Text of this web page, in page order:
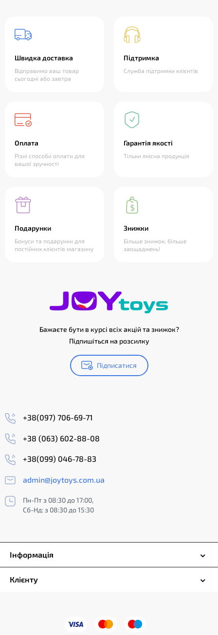
Швидка доставка
Відправимо ваш товар
сьогодні або завтра
Підтримка
Служба підтримки клієнтів
Оплата
Різні способи оплати для
вашої зручності
Гарантія якості
Тільки якісна продукція
Подарунки
Бонуси та подарунки для
постійних клієнтів магазину
Знижки
Більше знижок, більше
заощаджень!
Бажаєте бути в курсі всіх акцій та знижок?
Підпишіться на розсилку
Підписатися
+38(097) 706-69-71
+38 (063) 602-88-08
+38(099) 046-78-83
admin@joytoys.com.ua
Пн-Пт з 08:30 до 17:00,
Сб-Нд: з 08:30 до 15:30
Інформація
Клієнту